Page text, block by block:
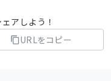
アしよう！
URLをコピー